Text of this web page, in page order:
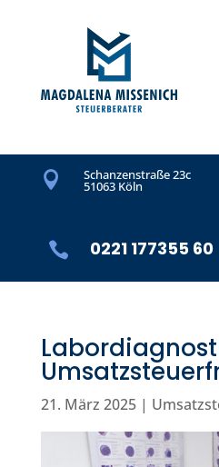
 Schanzenstraße 23c
51063 Köln
 0221 177355 60
21. März 2025|